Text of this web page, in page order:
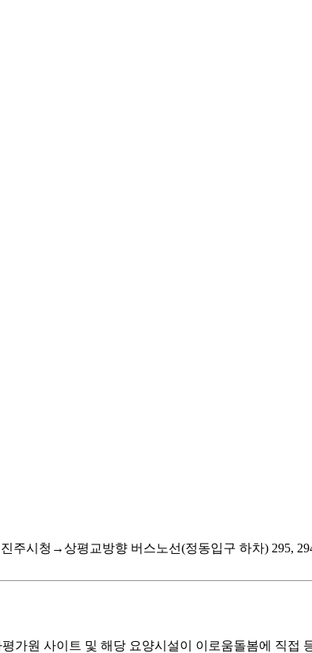
주시청→상평교방향 버스노선(정동입구 하차) 295,
원 사이트 및 해당 요양시설이 이로움돌봄에 직접